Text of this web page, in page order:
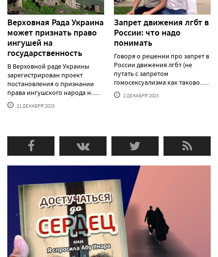
Верховная Рада Украина
может признать право
ингушей на
государственность
В Верховной раде Украины
зарегистрирован проект
постановления о признании
права ингушского народа н......
21 ДЕКАБРЯ'2023
Запрет движения лгбт в
России: что надо
понимать
Говоря о решении про запрет в
России движения лгбт (не
путать с запретом
гомосексуализма как таково......
2 ДЕКАБРЯ'2023